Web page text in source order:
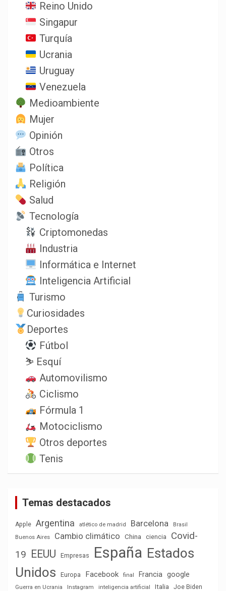
Reino Unido
Singapur
Turquía
Ucrania
Uruguay
Venezuela
Medioambiente
Mujer
Opinión
Otros
Política
Religión
Salud
Tecnología
Criptomonedas
Industria
Informática e Internet
Inteligencia Artificial
Turismo
Curiosidades
Deportes
Fútbol
⛷️ Esquí
Automovilismo
Ciclismo
Fórmula 1
Motociclismo
Otros deportes
Tenis
Temas destacados
Apple Argentina atlético de madrid Barcelona
Brasil
Buenos Aires
Cambio climático China ciencia
Covid-
19 EEUU Empresas España Estados
Unidos
Europa Facebook final Francia google
Guerra en Ucrania Instagram inteligencia artificial Italia Joe Biden